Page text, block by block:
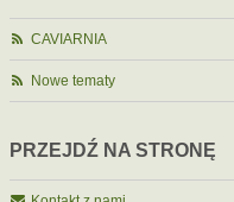
CAVIARNIA
Nowe tematy
PRZEJDŹ NA STRONĘ